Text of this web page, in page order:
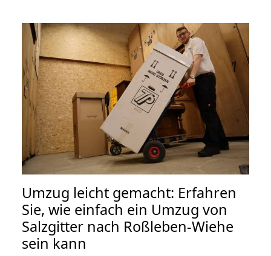
Umzug leicht gemacht: Erfahren
Sie, wie einfach ein Umzug von
Salzgitter nach Roßleben-Wiehe
sein kann